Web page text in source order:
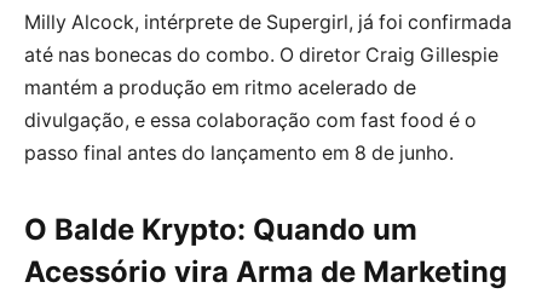
Milly Alcock, intérprete de Supergirl, já foi confirmada
até nas bonecas do combo. O diretor Craig Gillespie
mantém a produção em ritmo acelerado de
divulgação, e essa colaboração com fast food é o
passo final antes do lançamento em 8 de junho.
O Balde Krypto: Quando um
Acessório vira Arma de Marketing